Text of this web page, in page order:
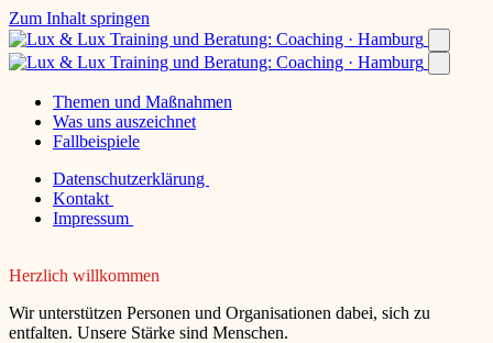
Zum Inhalt springen
Themen und Maßnahmen
Was uns auszeichnet
Fallbeispiele
Datenschutzerklärung
Kontakt
Impressum
Herzlich willkommen
Wir unterstützen Personen und Organisationen dabei, sich zu
entfalten. Unsere Stärke sind Menschen.